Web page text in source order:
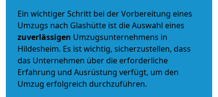
Ein wichtiger Schritt bei der Vorbereitung eines
Umzugs nach Glashütte ist die Auswahl eines
zuverlässigen Umzugsunternehmens in
Hildesheim. Es ist wichtig, sicherzustellen, dass
das Unternehmen über die erforderliche
Erfahrung und Ausrüstung verfügt, um den
Umzug erfolgreich durchzuführen.